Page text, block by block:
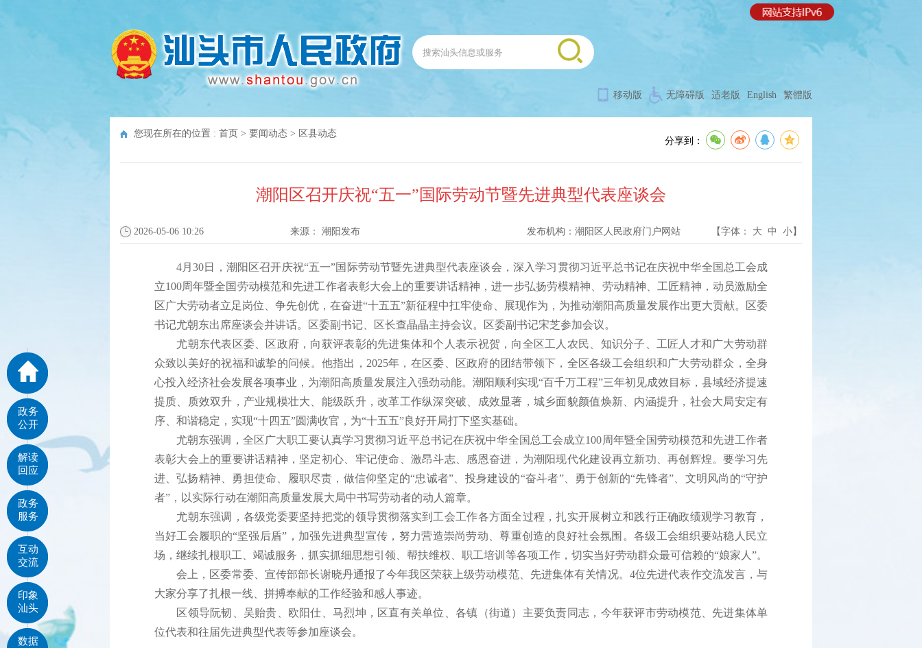
移动版 无障碍版 适老版 English 繁體版
您现在所在的位置 : 首页 > 要闻动态 > 区县动态
分享到：
潮阳区召开庆祝“五一”国际劳动节暨先进典型代表座谈会
2026-05-06 10:26 来源： 潮阳发布 发布机构： 潮阳区人民政府门户网站 【字体： 大 中 小】
4月30日，潮阳区召开庆祝“五一”国际劳动节暨先进典型代表座谈会，深入学习贯彻习近平总书记在庆祝中华全国总工会成
立100周年暨全国劳动模范和先进工作者表彰大会上的重要讲话精神，进一步弘扬劳模精神、劳动精神、工匠精神，动员激励全
区广大劳动者立足岗位、争先创优，在奋进“十五五”新征程中扛牢使命、展现作为，为推动潮阳高质量发展作出更大贡献。区委
书记尤朝东出席座谈会并讲话。区委副书记、区长查晶晶主持会议。区委副书记宋芝参加会议。
尤朝东代表区委、区政府，向获评表彰的先进集体和个人表示祝贺，向全区工人农民、知识分子、工匠人才和广大劳动群
众致以美好的祝福和诚挚的问候。他指出，2025年，在区委、区政府的团结带领下，全区各级工会组织和广大劳动群众，全身
心投入经济社会发展各项事业，为潮阳高质量发展注入强劲动能。潮阳顺利实现“百千万工程”三年初见成效目标，县域经济提速
提质、质效双升，产业规模壮大、能级跃升，改革工作纵深突破、成效显著，城乡面貌颜值焕新、内涵提升，社会大局安定有
序、和谐稳定，实现“十四五”圆满收官，为“十五五”良好开局打下坚实基础。
尤朝东强调，全区广大职工要认真学习贯彻习近平总书记在庆祝中华全国总工会成立100周年暨全国劳动模范和先进工作者
表彰大会上的重要讲话精神，坚定初心、牢记使命、激昂斗志、感恩奋进，为潮阳现代化建设再立新功、再创辉煌。要学习先
进、弘扬精神、勇担使命、履职尽责，做信仰坚定的“忠诚者”、投身建设的“奋斗者”、勇于创新的“先锋者”、文明风尚的“守护
者”，以实际行动在潮阳高质量发展大局中书写劳动者的动人篇章。
尤朝东强调，各级党委要坚持把党的领导贯彻落实到工会工作各方面全过程，扎实开展树立和践行正确政绩观学习教育，
当好工会履职的“坚强后盾”，加强先进典型宣传，努力营造崇尚劳动、尊重创造的良好社会氛围。各级工会组织要站稳人民立
场，继续扎根职工、竭诚服务，抓实抓细思想引领、帮扶维权、职工培训等各项工作，切实当好劳动群众最可信赖的“娘家人”。
会上，区委常委、宣传部部长谢晓丹通报了今年我区荣获上级劳动模范、先进集体有关情况。4位先进代表作交流发言，与
大家分享了扎根一线、拼搏奉献的工作经验和感人事迹。
区领导阮韧、吴贻贵、欧阳仕、马烈坤，区直有关单位、各镇（街道）主要负责同志，今年获评市劳动模范、先进集体单
位代表和往届先进典型代表等参加座谈会。
政务
公开
解读
回应
政务
服务
互动
交流
印象
汕头
数据